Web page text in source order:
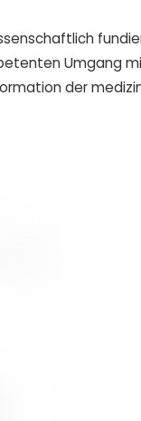
Umgang
der